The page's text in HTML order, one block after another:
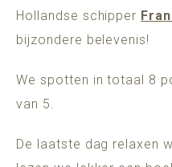
Hollandse schipper
bijzondere belevenis!
We spotten in totaal 8
van 5.
De laatste dag relaxen